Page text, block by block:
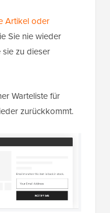
Artikel oder
Sie nie wieder
zu dieser
Warteliste für
zurückkommt.